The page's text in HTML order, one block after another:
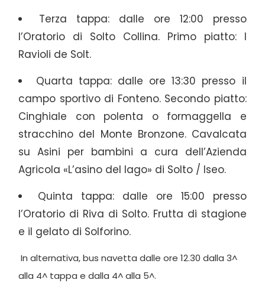
Terza tappa: dalle ore 12:00 presso
l’Oratorio di Solto Collina. Primo piatto: I
Ravioli de Solt.
Quarta tappa: dalle ore 13:30 presso il
campo sportivo di Fonteno. Secondo piatto:
Cinghiale con polenta o formaggella e
stracchino del Monte Bronzone. Cavalcata
su Asini per bambini a cura dell’Azienda
Agricola «L’asino del lago» di Solto / Iseo.
Quinta tappa: dalle ore 15:00 presso
l’Oratorio di Riva di Solto. Frutta di stagione
e il gelato di Solforino.
In alternativa, bus navetta dalle ore 12.30 dalla 3^
alla 4^ tappa e dalla 4^ alla 5^.